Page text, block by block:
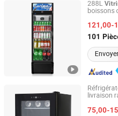
288L
boissons
121,00-
101
Feilong Home Electrical Group
Zhejiang, China
livraison
75,00-
Hangzhou Ruiqi Technology